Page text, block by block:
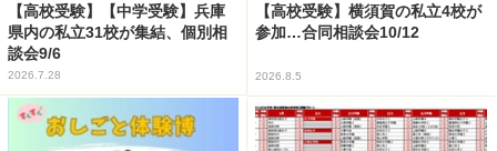
【高校受験】【中学受験】兵庫
県内の私立31校が集結、個別相
談会9/6
2026.7.28
【高校受験】横須賀の私立4校が
参加…合同相談会10/12
2026.8.5